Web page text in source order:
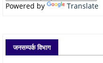
Powered by Translate
जनसम्पर्क विभाग